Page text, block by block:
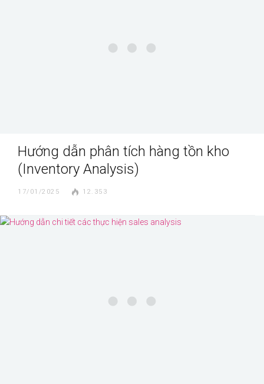
Hướng dẫn phân tích hàng tồn kho
(Inventory Analysis)
17/01/2025 12.353